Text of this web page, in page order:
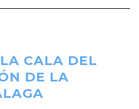
CALA DEL
DE LA